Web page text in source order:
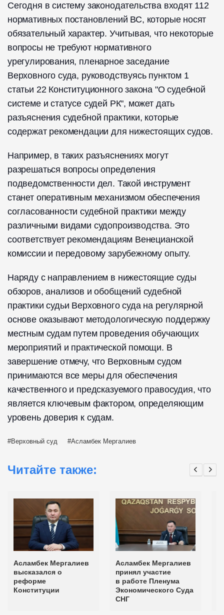
Сегодня в систему законодательства входят 112
нормативных постановлений ВС, которые носят
обязательный характер. Учитывая, что некоторые
вопросы не требуют нормативного
урегулирования, пленарное заседание
Верховного суда, руководствуясь пунктом 1
статьи 22 Конституционного закона "О судебной
системе и статусе судей РК", может дать
разъяснения судебной практики, которые
содержат рекомендации для нижестоящих судов.
Например, в таких разъяснениях могут
разрешаться вопросы определения
подведомственности дел. Такой инструмент
станет оперативным механизмом обеспечения
согласованности судебной практики между
различными видами судопроизводства. Это
соответствует рекомендациям Венецианской
комиссии и передовому зарубежному опыту.
Наряду с направлением в нижестоящие суды
обзоров, анализов и обобщений судебной
практики судьи Верховного суда на регулярной
основе оказывают методологическую поддержку
местным судам путем проведения обучающих
мероприятий и практической помощи. В
завершение отмечу, что Верховным судом
принимаются все меры для обеспечения
качественного и предсказуемого правосудия, что
является ключевым фактором, определяющим
уровень доверия к судам.
Верховный суд Асламбек Мергалиев
Читайте также:
Асламбек Мергалиев
высказался о
реформе
Конституции
Асламбек Мергалиев
принял участие
в работе Пленума
Экономического Суда
СНГ